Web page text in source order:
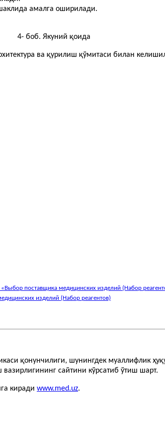
амалга оширилади.
4- боб. Якуний қоида
ва қурилиш қўмитаси билан
поставщика медицинских изделий (Набор
изделий (Набор реагентов)
қонунчилиги, шунингдек муаллифлик
сайтини кўрсатиб ўтиш шарт.
киради www.med.uz.